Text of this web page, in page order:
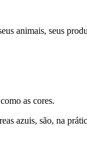
animais, seus
as cores.
azuis, são, na